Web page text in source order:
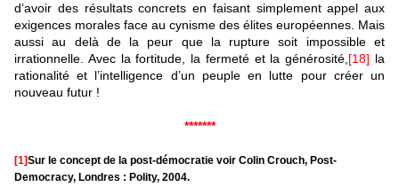
d’avoir des résultats concrets en faisant simplement appel aux
exigences morales face au cynisme des élites européennes. Mais
aussi au delà de la peur que la rupture soit impossible et
irrationnelle. Avec la fortitude, la fermeté et la générosité, [18] la
rationalité et l’intelligence d’un peuple en lutte pour créer un
nouveau futur !
*******
[1]Sur le concept de la post-démocratie voir Colin Crouch, Post-
Democracy, Londres : Polity, 2004.